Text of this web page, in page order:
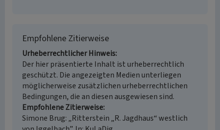
Empfohlene Zitierweise
Urheberrechtlicher Hinweis
Der hier präsentierte Inhalt ist urheberrechtlich
geschützt. Die angezeigten Medien unterliegen
möglicherweise zusätzlichen urheberrechtlichen
Bedingungen, die an diesen ausgewiesen sind.
Empfohlene Zitierweise
Simone Brug: „Ritterstein „R. Jagdhaus“ westlich